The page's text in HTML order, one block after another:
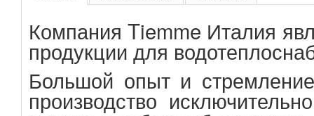
Компания Tiemme Италия
продукции для
Большой опыт и
производство